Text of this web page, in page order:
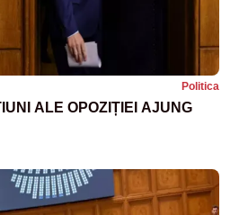
Politica
ALE OPOZIȚIEI AJUNG